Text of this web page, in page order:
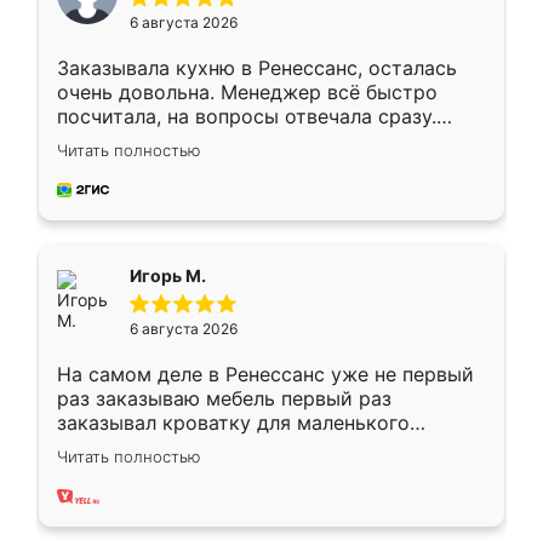
6 августа 2026
Заказывала кухню в Ренессанс, осталась
очень довольна. Менеджер всё быстро
посчитала, на вопросы отвечала сразу.
Замерщик приехал в субботу, подошёл к
делу со всей ответственностью. Собрали
за день, ребята работали аккуратно, даже
Читать полностью
Игорь М.
6 августа 2026
На самом деле в Ренессанс уже не первый
раз заказываю мебель первый раз
заказывал кроватку для маленького
ребёнка при его рождении ,во второй раз
заказал шкаф-купе. По качеству очень
хорошее сборка достаточно быстрая,
Читать полностью